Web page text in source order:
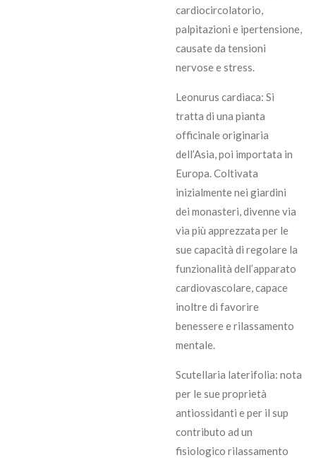
cardiocircolatorio,
palpitazioni e ipertensione,
causate da tensioni
nervose e stress.
Leonurus cardiaca: Si
tratta di una pianta
officinale originaria
dell’Asia, poi importata in
Europa. Coltivata
inizialmente nei giardini
dei monasteri, divenne via
via più apprezzata per le
sue capacità di regolare la
funzionalità dell’apparato
cardiovascolare, capace
inoltre di favorire
benessere e rilassamento
mentale.
Scutellaria laterifolia: nota
per le sue proprietà
antiossidanti e per il sup
contributo ad un
fisiologico rilassamento